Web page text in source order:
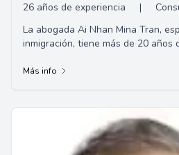
26 años de experiencia |
La abogada Ai Nhan Mina Tran,
inmigración, tiene más de 20 años
Más info